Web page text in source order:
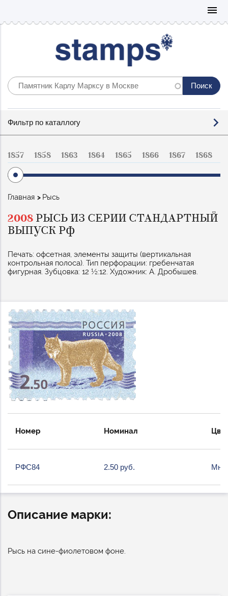
menu
по
Фильтр по каталлогу
1857 1858 1863 1864 1865 1866 1867 1868
Строка
Главная Рысь
2008 РЫСЬ ИЗ СЕРИИ СТАНДАРТНЫЙ
ВЫПУСК РФ
Печать: офсетная, элементы защиты (вертикальная
контрольная полоса). Тип перфорации: гребенчатая
фигурная. Зубцовка: 12 ½:12. Художник: А. Дробышев.
Номер Номинал
РФС84 2.50 руб.
Описание марки:
Рысь на сине-фиолетовом фоне.